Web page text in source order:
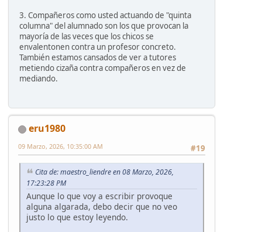
3. Compañeros como usted actuando de "quinta
columna" del alumnado son los que provocan la
mayoría de las veces que los chicos se
envalentonen contra un profesor concreto.
También estamos cansados de ver a tutores
metiendo cizaña contra compañeros en vez de
mediando.
eru1980
#19
09 Marzo, 2026, 10:35:00 AM
Cita de: maestro_liendre en 08 Marzo, 2026,
17:23:28 PM
Aunque lo que voy a escribir provoque
alguna algarada, debo decir que no veo
justo lo que estoy leyendo.